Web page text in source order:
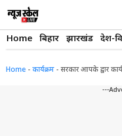
content
Home बिहार झारखंड देश-
Home - कार्यक्रम - सरकार आपके द्वार
---